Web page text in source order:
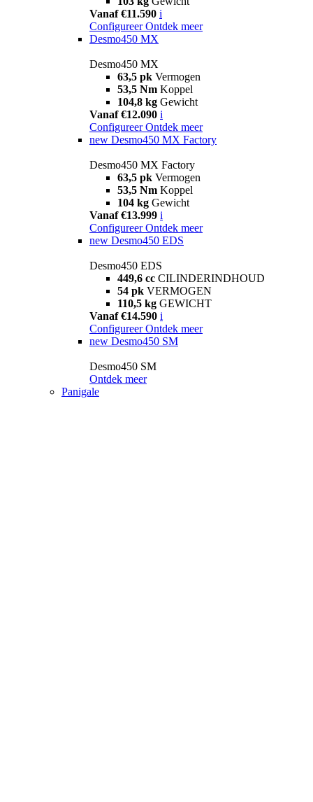
Vanaf €11.590 i
Configureer Ontdek meer
Desmo450 MX
Desmo450 MX
63,5 pk Vermogen
53,5 Nm Koppel
104,8 kg Gewicht
Vanaf €12.090 i
Configureer Ontdek meer
new Desmo450 MX Factory
Desmo450 MX Factory
63,5 pk Vermogen
53,5 Nm Koppel
104 kg Gewicht
Vanaf €13.999 i
Configureer Ontdek meer
new Desmo450 EDS
Desmo450 EDS
449,6 cc CILINDERINDHOUD
54 pk VERMOGEN
110,5 kg GEWICHT
Vanaf €14.590 i
Configureer Ontdek meer
new Desmo450 SM
Desmo450 SM
Ontdek meer
Panigale